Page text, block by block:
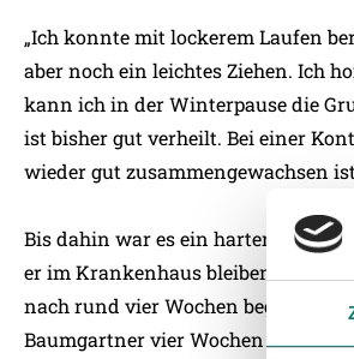
„Ich konnte mit lockerem Laufen
aber noch ein leichtes Ziehen. Ich
kann ich in der Winterpause die
ist bisher gut verheilt. Bei einer
wieder gut zusammengewachsen
Bis dahin war es ein harter Weg für
er im Krankenhaus bleiben. Nach
nach rund vier Wochen begann er
Baumgartner vier Wochen im